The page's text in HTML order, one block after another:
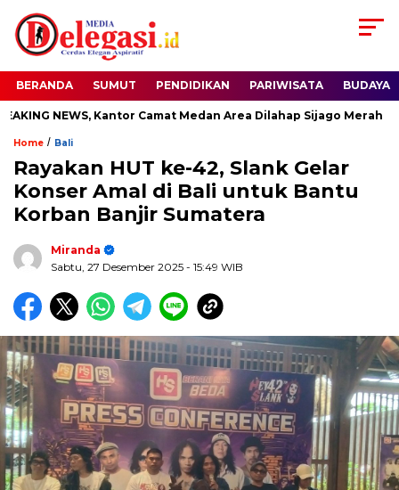
BERANDA SUMUT PENDIDIKAN PARIWISATA BUDAYA
NEWS, Kantor Camat Medan Area Dilahap Sijago Merah
Home / Bali
Rayakan HUT ke-42, Slank Gelar
Konser Amal di Bali untuk Bantu
Korban Banjir Sumatera
Miranda
Sabtu, 27 Desember 2025 - 15:49 WIB